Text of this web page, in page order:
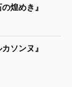
煌めき』
ソンヌ』